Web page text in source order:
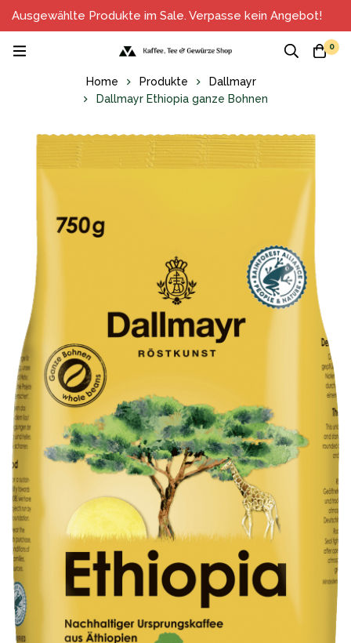
Ausgewählte Produkte im Sale. Verpasse kein Angebot!
0
Home Produkte
Dallmayr
Dallmayr Ethiopia ganze Bohnen